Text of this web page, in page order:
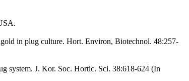
in plug culture. Hort. Environ, Biotechnol. 48:257-
system. J. Kor. Soc. Hortic. Sci. 38:618-624 (In